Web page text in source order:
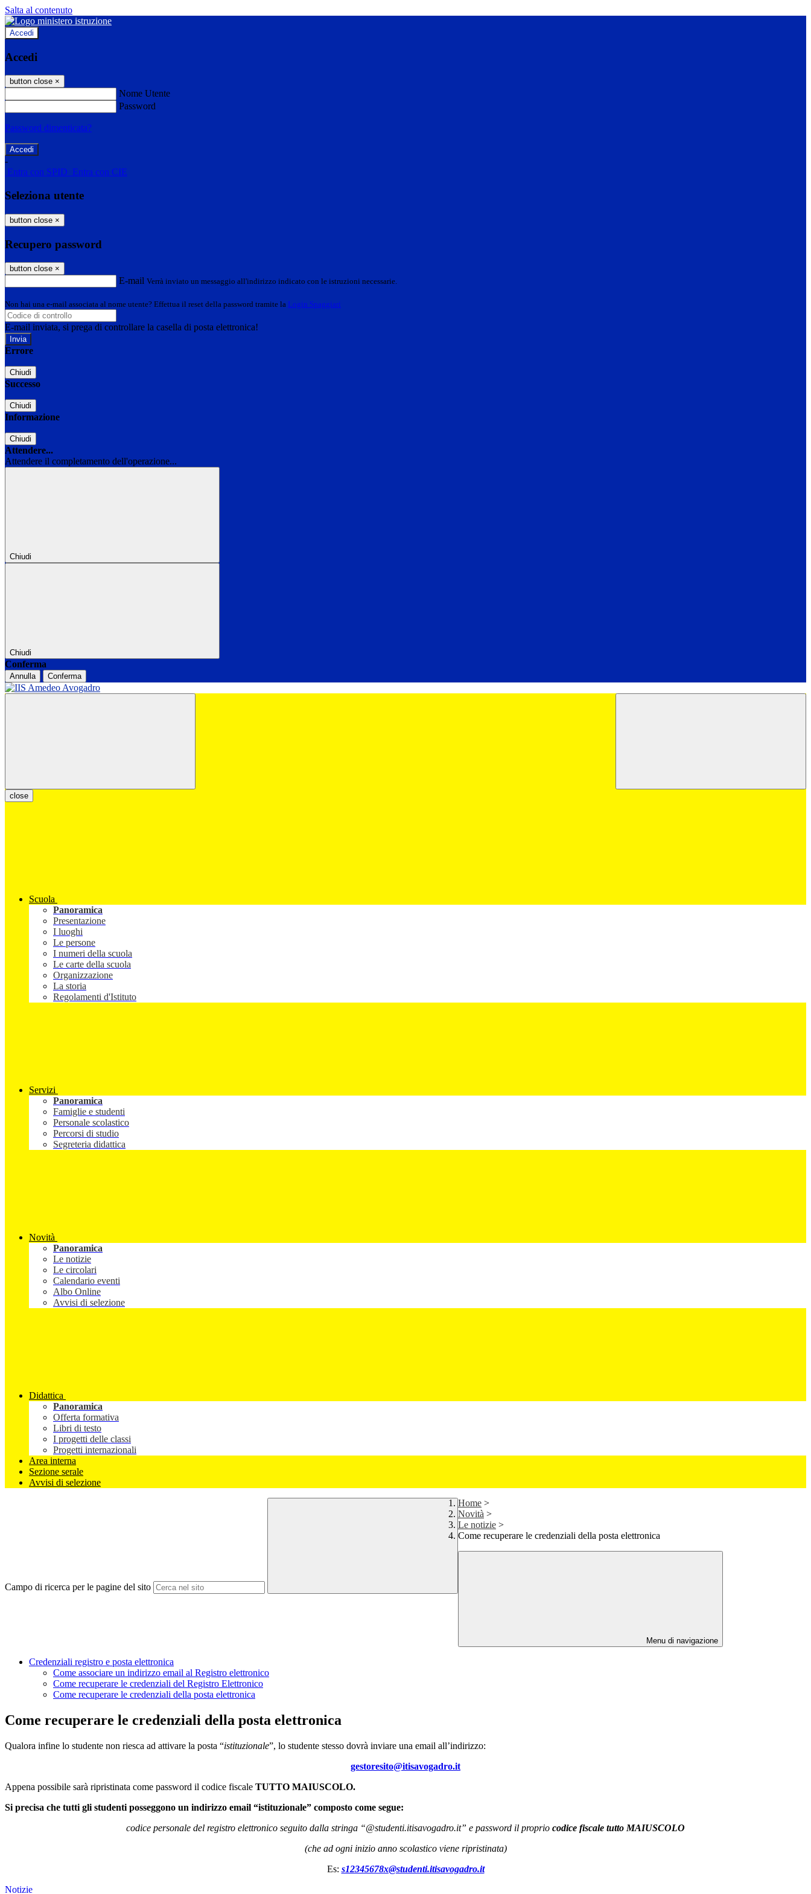
Salta al contenuto
Accedi
Accedi
button close ×
Nome Utente
Password
Password dimenticata?
-
Entra con SPID Entra con CIE
Seleziona utente
button close ×
Recupero password
button close ×
E-mail Verrà inviato un messaggio all'indirizzo indicato con le istruzioni necessarie.
Non hai una e-mail associata al nome utente? Effettua il reset della password tramite la Login Spaggiari
E-mail inviata, si prega di controllare la casella di posta elettronica!
Errore
Chiudi
Successo
Chiudi
Informazione
Chiudi
Attendere...
Attendere il completamento dell'operazione...
Chiudi
Chiudi
Conferma
Annulla Conferma
close
Scuola
Panoramica
Presentazione
I luoghi
Le persone
I numeri della scuola
Le carte della scuola
Organizzazione
La storia
Regolamenti d'Istituto
Servizi
Panoramica
Famiglie e studenti
Personale scolastico
Percorsi di studio
Segreteria didattica
Novità
Panoramica
Le notizie
Le circolari
Calendario eventi
Albo Online
Avvisi di selezione
Didattica
Panoramica
Offerta formativa
Libri di testo
I progetti delle classi
Progetti internazionali
Area interna
Sezione serale
Avvisi di selezione
Campo di ricerca per le pagine del sito
Home >
Novità >
Le notizie >
Come recuperare le credenziali della posta elettronica
Menu di navigazione
Credenziali registro e posta elettronica
Come associare un indirizzo email al Registro elettronico
Come recuperare le credenziali del Registro Elettronico
Come recuperare le credenziali della posta elettronica
Come recuperare le credenziali della posta elettronica
Qualora infine lo studente non riesca ad attivare la posta “istituzionale”, lo studente stesso dovrà inviare una email all’indirizzo:
gestoresito@itisavogadro.it
Appena possibile sarà ripristinata come password il codice fiscale TUTTO MAIUSCOLO.
Si precisa che tutti gli studenti posseggono un indirizzo email “istituzionale” composto come segue:
codice personale del registro elettronico seguito dalla stringa “@studenti.itisavogadro.it” e password il proprio codice fiscale tutto MAIUSCOLO
(che ad ogni inizio anno scolastico viene ripristinata)
Es: s12345678x@studenti.itisavogadro.it
Notizie